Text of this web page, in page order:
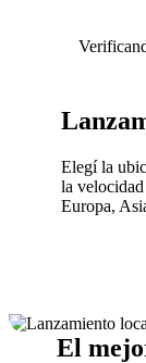
Elegí la
la
Europa,
El